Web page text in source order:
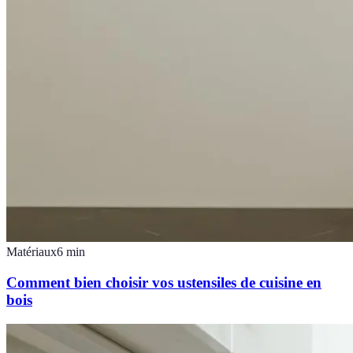
Matériaux6 min
Comment bien choisir vos ustensiles de cuisine en
bois